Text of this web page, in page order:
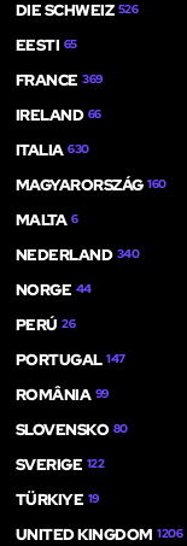
DIE SCHWEIZ 526
EESTI 65
FRANCE 369
IRELAND 66
ITALIA 630
MAGYARORSZÁG 160
MALTA 6
NEDERLAND 340
NORGE 44
PERÚ 26
PORTUGAL 147
ROMÂNIA 99
SLOVENSKO 80
SVERIGE 122
TÜRKIYE 19
UNITED KINGDOM 1206